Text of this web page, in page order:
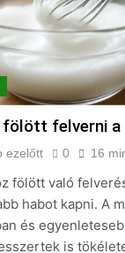
Milyen
választani?
2 Nap Ezelőtt
Mennyi a
2 Nap Ezelőtt
3 Nap Ezelőtt
mosni?
3 Nap Ezelőtt
felverni
ezelőtt 0 16
fölött való
habot kapni. A
és
is